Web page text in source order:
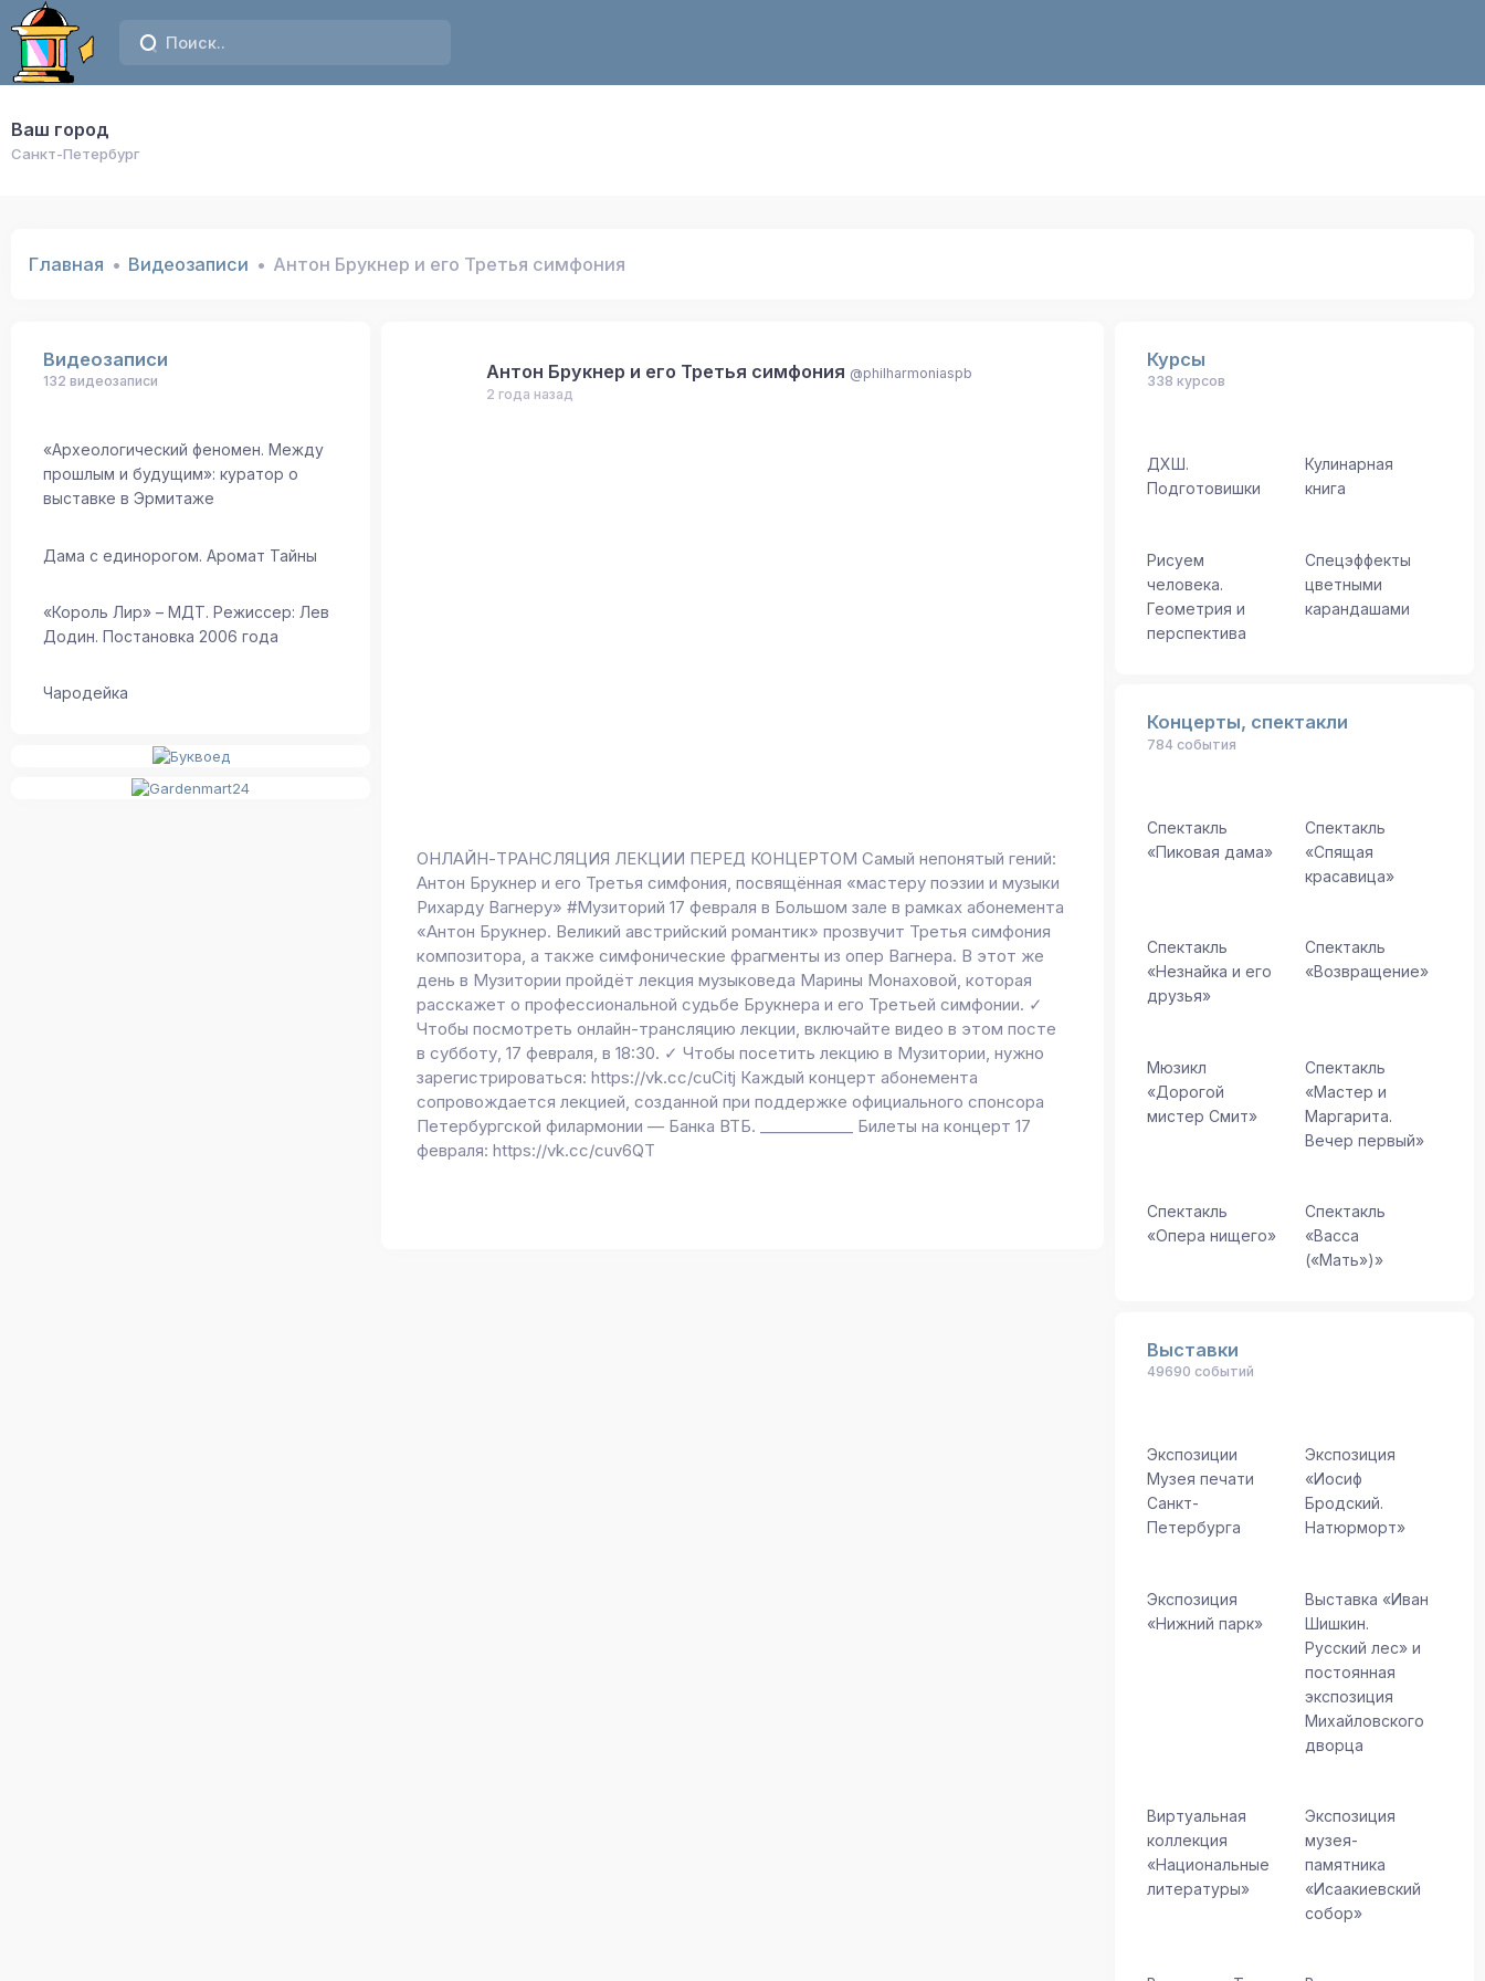
Ваш город
Санкт-Петербург
Главная Видеозаписи Антон Брукнер и его Третья симфония
Видеозаписи
132 видеозаписи
«Археологический феномен. Между
прошлым и будущим»: куратор о
выставке в Эрмитаже
Дама с единорогом. Аромат Тайны
«Король Лир» – МДТ. Режиссер: Лев
Додин. Постановка 2006 года
Чародейка
Антон Брукнер и его Третья симфония @philharmoniaspb
2 года назад
ОНЛАЙН-ТРАНСЛЯЦИЯ ЛЕКЦИИ ПЕРЕД КОНЦЕРТОМ Самый непонятый гений:
Антон Брукнер и его Третья симфония, посвящённая «мастеру поэзии и музыки
Рихарду Вагнеру» #Музиторий 17 февраля в Большом зале в рамках абонемента
«Антон Брукнер. Великий австрийский романтик» прозвучит Третья симфония
композитора, а также симфонические фрагменты из опер Вагнера. В этот же
день в Музитории пройдёт лекция музыковеда Марины Монаховой, которая
расскажет о профессиональной судьбе Брукнера и его Третьей симфонии. ✓
Чтобы посмотреть онлайн-трансляцию лекции, включайте видео в этом посте
в субботу, 17 февраля, в 18:30. ✓ Чтобы посетить лекцию в Музитории, нужно
зарегистрироваться: https://vk.cc/cuCitj Каждый концерт абонемента
сопровождается лекцией, созданной при поддержке официального спонсора
Петербургской филармонии — Банка ВТБ. ____________ Билеты на концерт 17
февраля: https://vk.cc/cuv6QT
Курсы
338 курсов
ДХШ.
Подготовишки
Кулинарная
книга
Рисуем
человека.
Геометрия и
перспектива
Спецэффекты
цветными
карандашами
Концерты, спектакли
784 события
Спектакль
«Пиковая дама»
Спектакль
«Спящая
красавица»
Спектакль
«Незнайка и его
друзья»
Спектакль
«Возвращение»
Мюзикл
«Дорогой
мистер Смит»
Спектакль
«Мастер и
Маргарита.
Вечер первый»
Спектакль
«Опера нищего»
Спектакль
«Васса
(«Мать»)»
Выставки
49690 событий
Экспозиции
Музея печати
Санкт-
Петербурга
Экспозиция
«Иосиф
Бродский.
Натюрморт»
Экспозиция
«Нижний парк»
Выставка «Иван
Шишкин.
Русский лес» и
постоянная
экспозиция
Михайловского
дворца
Виртуальная
коллекция
«Национальные
литературы»
Экспозиция
музея-
памятника
«Исаакиевский
собор»